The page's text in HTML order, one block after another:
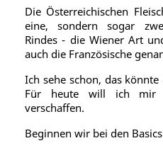
Die Österreichischen
eine, sondern sogar
Rindes - die Wiener Art
auch die Französische
Ich sehe schon, das
Für heute will ich mir
verschaffen.
Beginnen wir bei den